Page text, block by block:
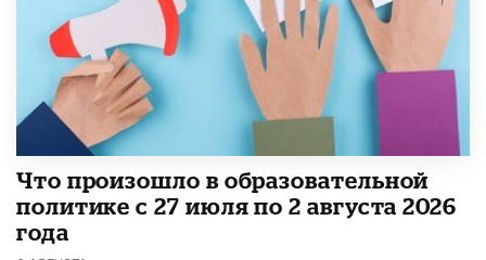
​Что произошло в образовательной
политике с 27 июля по 2 августа 2026
года